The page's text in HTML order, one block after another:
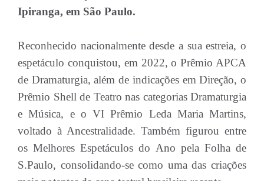
Ipiranga, em São Paulo.
Reconhecido nacionalmente desde a sua estreia, o
espetáculo conquistou, em 2022, o Prêmio APCA
de Dramaturgia, além de indicações em Direção, o
Prêmio Shell de Teatro nas categorias Dramaturgia
e Música, e o VI Prêmio Leda Maria Martins,
voltado à Ancestralidade. Também figurou entre
os Melhores Espetáculos do Ano pela Folha de
S.Paulo, consolidando-se como uma das criações